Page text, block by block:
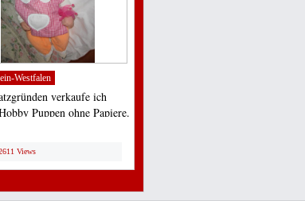
Westfalen
verkaufe ich
Puppen ohne Papiere.
Views